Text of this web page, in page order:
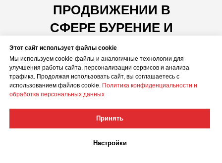
ПРОДВИЖЕНИИ В
СФЕРЕ БУРЕНИЕ И
ОБУСТОЛЙСТВО
СКВАЖИН
Отслеживание источников и
причин заявок
Большую роль играет анализ причин,
01
Этот сайт использует файлы cookie
Мы используем cookie-файлы и аналогичные технологии для
улучшения работы сайта, персонализации сервисов и анализа
трафика. Продолжая использовать сайт, вы соглашаетесь с
использованием файлов cookie. Политика конфиденциальности и
обработка персональных данных
Принять
Настройки